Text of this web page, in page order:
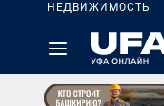
НЕДВИЖИМОСТЬ